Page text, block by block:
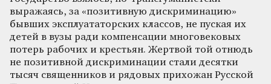
выражаясь, за «позитивную дискриминацию»
бывших эксплуататорских классов, не пуская их
детей в вузы ради компенсации многовековых
потерь рабочих и крестьян. Жертвой той отнюдь
не позитивной дискриминации стали десятки
тысяч священников и рядовых прихожан Русской